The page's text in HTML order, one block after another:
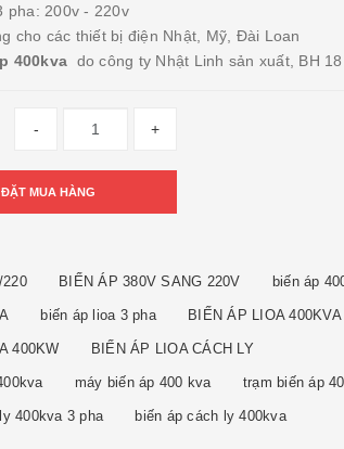
pha: 200v - 220v
cho các thiết bị điện Nhật, Mỹ, Đài Loan
400kva do công ty Nhật Linh sản xuất, BH
- +
MUA HÀNG
BIẾN ÁP 380V SANG 220V biến áp
biến áp lioa 3 pha BIẾN ÁP LIOA 400KVA
400KW BIẾN ÁP LIOA CÁCH LY
máy biến áp 400 kva trạm biến áp
400kva 3 pha biến áp cách ly 400kva